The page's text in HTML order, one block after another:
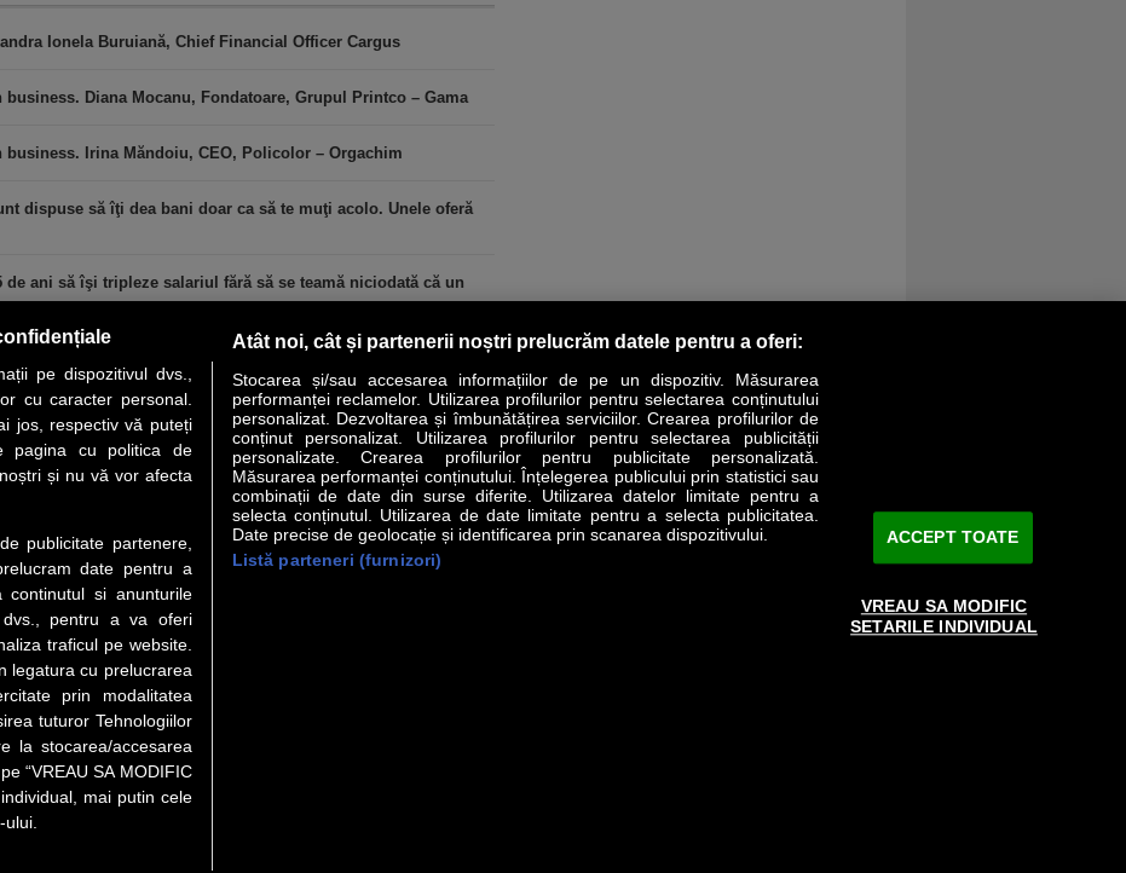
Ionela Buruiană, Chief Financial Officer Cargus
Diana Mocanu, Fondatoare, Grupul Printco – Gama
business. Irina Măndoiu, CEO, Policolor – Orgachim
dispuse să îţi dea bani doar ca să te muţi acolo. Unele oferă
de ani să îşi tripleze salariul fără să se teamă niciodată că un
COVER STORY LIDERI ANALIZE HI-TECH MEET THE CEO LIFESTYLE SPECIAL OPINII
iarul Financiar
Despre Noi
Contact Redactie
Contact Marketing
Contact Vanzari
Abonamente print
Redactorii BM
Politica de confidentialitate
Termeni si conditii
About cookies
Servicii Revista Business Magazin
Abonează-te şi primeşte revista acasă
video), purtătoare de drepturi de proprietate intelectuală, este aprobată de către www.bmag.ro doar în limita a 250 de semne.
în numerotarea semnelor. Preluarea de informaţii poate fi făcută numai în acord cu termenii agreaţi şi menţionaţi in
pe dispozitivul dvs.,
cu caracter personal.
jos, respectiv vă puteți
pagina cu politica de
și nu vă vor afecta
publicitate partenere,
date pentru a
continutul si anunturile
dvs., pentru a va oferi
traficul pe website.
legatura cu prelucrarea
prin modalitatea
tuturor Tehnologiilor
la stocarea/accesarea
“VREAU SA MODIFIC
mai putin cele
ului.
Atât noi, cât și partenerii noștri prelucrăm datele pentru a oferi:
Stocarea și/sau accesarea informațiilor de pe un dispozitiv. Măsurarea
performanței reclamelor. Utilizarea profilurilor pentru selectarea conținutului
personalizat. Dezvoltarea și îmbunătățirea serviciilor. Crearea profilurilor de
conținut personalizat. Utilizarea profilurilor pentru selectarea publicității
personalizate. Crearea profilurilor pentru publicitate personalizată.
Măsurarea performanței conținutului. Înțelegerea publicului prin statistici sau
combinații de date din surse diferite. Utilizarea datelor limitate pentru a
selecta conținutul. Utilizarea de date limitate pentru a selecta publicitatea.
Date precise de geolocație și identificarea prin scanarea dispozitivului.
Listă parteneri (furnizori)
ACCEPT TOATE
VREAU SA MODIFIC
SETARILE INDIVIDUAL